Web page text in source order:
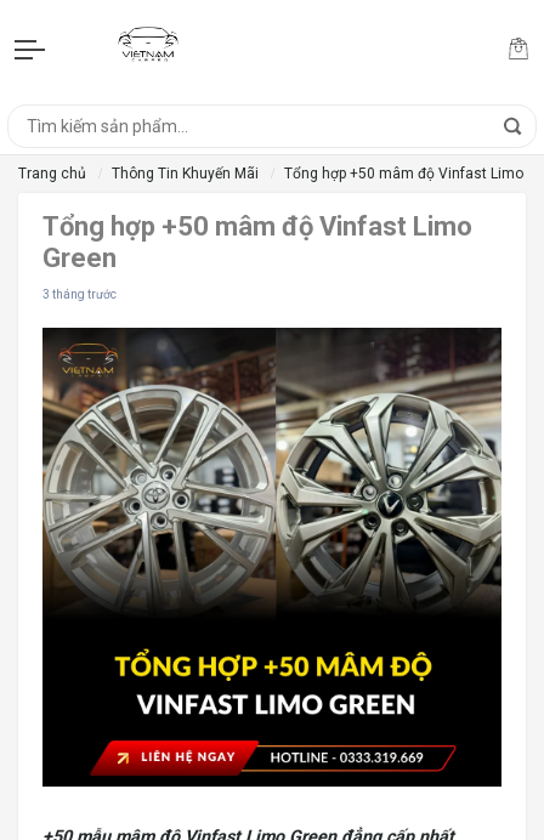
Trang chủ Thông Tin Khuyến Mãi Tổng hợp +50 mâm độ Vinfast Limo
Tổng hợp +50 mâm độ Vinfast Limo
Green
3 tháng trước